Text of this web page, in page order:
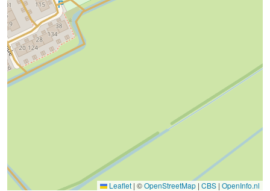
Leaflet | ©OpenStreetMap | CBS | OpenInfo.nl